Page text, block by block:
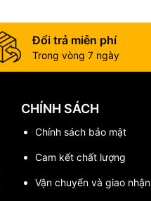
Đổi trả miễn phí
Trong vòng 7 ngày
CHÍNH SÁCH
Chính sách bảo mật
Cam kết chất lượng
Vận chuyển và giao nhận